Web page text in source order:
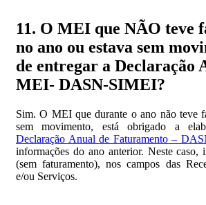
11. O MEI que NÃO teve
no ano ou estava sem
de entregar a Declaração
MEI- DASN-SIMEI?
Sim. O MEI que durante o ano não teve
sem movimento, está obrigado a
Declaração Anual de Faturamento –
informações do ano anterior. Neste caso,
(sem faturamento), nos campos das
e/ou Serviços.